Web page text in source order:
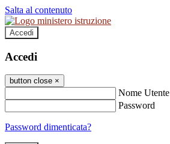
Salta al contenuto
Accedi
Accedi
button close ×
Nome Utente
Password
Password dimenticata?